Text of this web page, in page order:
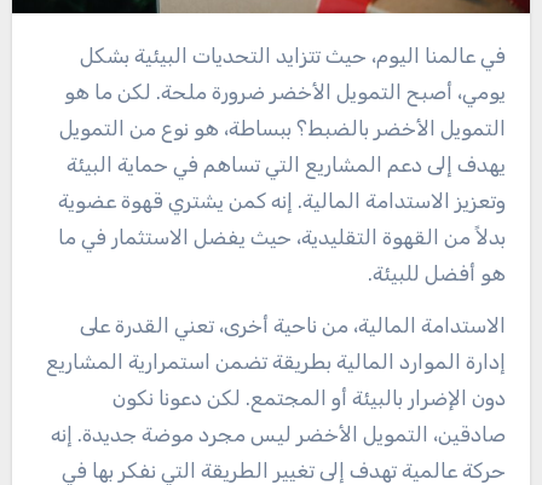
في عالمنا اليوم، حيث تتزايد التحديات البيئية بشكل
يومي، أصبح التمويل الأخضر ضرورة ملحة. لكن ما هو
التمويل الأخضر بالضبط؟ ببساطة، هو نوع من التمويل
يهدف إلى دعم المشاريع التي تساهم في حماية البيئة
وتعزيز الاستدامة المالية. إنه كمن يشتري قهوة عضوية
بدلاً من القهوة التقليدية، حيث يفضل الاستثمار في ما
هو أفضل للبيئة.
الاستدامة المالية، من ناحية أخرى، تعني القدرة على
إدارة الموارد المالية بطريقة تضمن استمرارية المشاريع
دون الإضرار بالبيئة أو المجتمع. لكن دعونا نكون
صادقين، التمويل الأخضر ليس مجرد موضة جديدة. إنه
حركة عالمية تهدف إلى تغيير الطريقة التي نفكر بها في